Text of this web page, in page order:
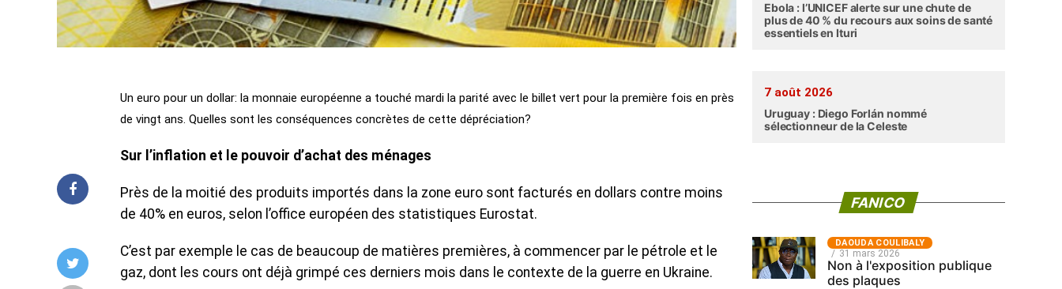
Un euro pour un dollar: la monnaie européenne a touché mardi la parité avec le billet vert pour la première fois en près
de vingt ans. Quelles sont les conséquences concrètes de cette dépréciation?
Sur l’inflation et le pouvoir d’achat des ménages
Près de la moitié des produits importés dans la zone euro sont facturés en dollars contre moins
de 40% en euros, selon l’office européen des statistiques Eurostat.
C’est par exemple le cas de beaucoup de matières premières, à commencer par le pétrole et le
gaz, dont les cours ont déjà grimpé ces derniers mois dans le contexte de la guerre en Ukraine.
Ebola : l’UNICEF alerte sur une chute de
plus de 40 % du recours aux soins de santé
essentiels en Ituri
7 août 2026
Uruguay : Diego Forlán nommé
sélectionneur de la Celeste
FANICO
‎DAOUDA COULIBALY
31 mars 2026
Non à l'exposition publique
des plaques